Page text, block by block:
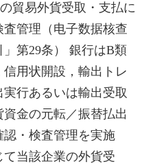
貿易外貨受取・支払に
管理（电子数据核查
第29条） 銀行はB類
用状開設，輸出トレ
行あるいは輸出受取
金の元転／振替払出
・検査管理を実施
て当該企業の外貨受